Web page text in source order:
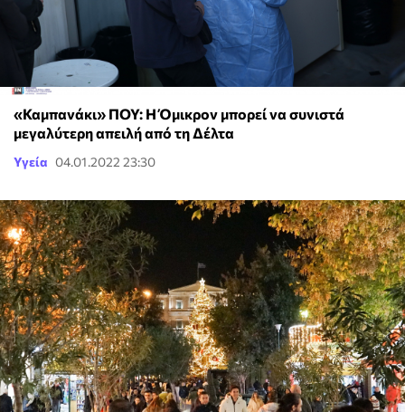
«Καμπανάκι» ΠΟΥ: Η Όμικρον μπορεί να συνιστά
μεγαλύτερη απειλή από τη Δέλτα
Υγεία 04.01.2022 23:30